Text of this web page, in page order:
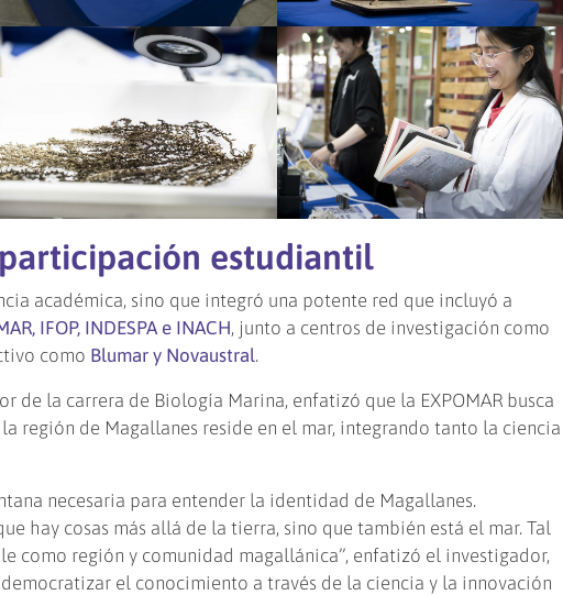
estudiantil
académica, sino que integró una potente red que incluyó a
IFOP, INDESPA e INACH, junto a centros de investigación como
como Blumar y Novaustral.
de la carrera de Biología Marina, enfatizó que la EXPOMAR busca
región de Magallanes reside en el mar, integrando tanto la ciencia
necesaria para entender la identidad de Magallanes.
hay cosas más allá de la tierra, sino que también está el mar. Tal
como región y comunidad magallánica”, enfatizó el investigador,
el conocimiento a través de la ciencia y la innovación